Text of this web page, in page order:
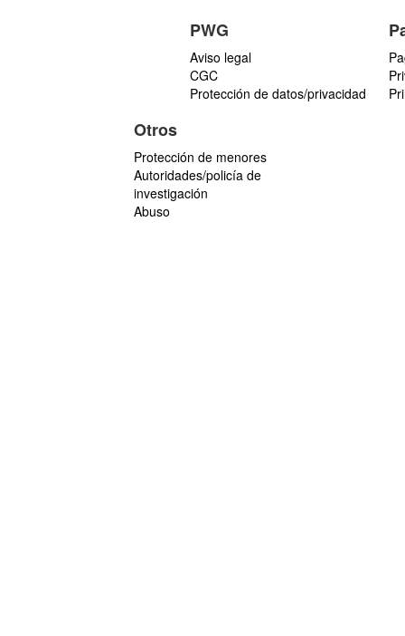
PWG
Aviso legal
CGC
Protección de datos/privacidad
Otros
Protección de menores
Autoridades/policía de
investigación
Abuso